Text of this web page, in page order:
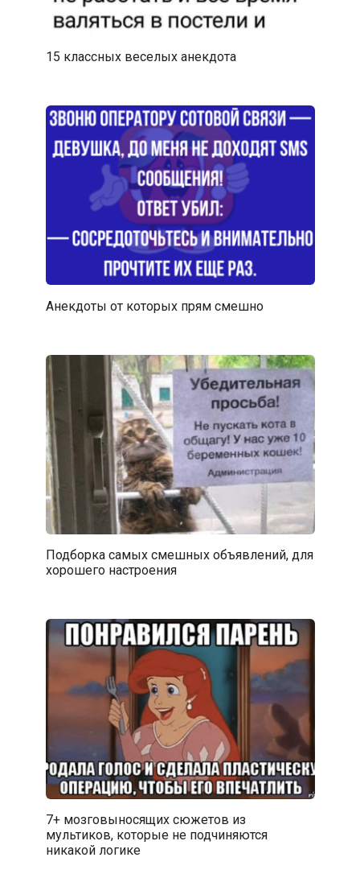
15 классных веселых анекдота
Анекдоты от которых прям смешно
Подборка самых смешных объявлений, для
хорошего настроения
7+ мозговыносящих сюжетов из
мультиков, которые не подчиняются
никакой логике